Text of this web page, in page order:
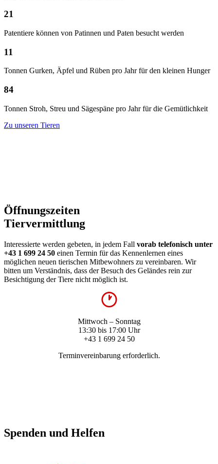
21
Patentiere können von Patinnen und Paten besucht werden
11
Tonnen Gurken, Äpfel und Rüben pro Jahr für den kleinen Hunger
84
Tonnen Stroh, Streu und Sägespäne pro Jahr für die Gemütlichkeit
Zu unseren Tieren
Öffnungszeiten
Tiervermittlung
Interessierte werden gebeten, in jedem Fall vorab telefonisch unter
+43 1 699 24 50 einen Termin für das Kennenlernen eines
möglichen neuen tierischen Mitbewohners zu vereinbaren. Wir
bitten um Verständnis, dass der Besuch des Geländes rein zur
Besichtigung der Tiere nicht möglich ist.
Mittwoch – Sonntag
13:30 bis 17:00 Uhr
+43 1 699 24 50
Terminvereinbarung erforderlich.
Spenden und Helfen